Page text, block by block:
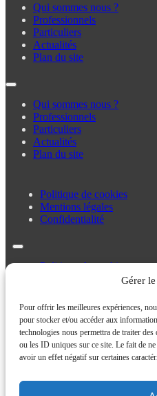
Gérer
Pour offrir les meilleures expériences,
pour stocker et/ou accéder aux
technologies nous permettra de traiter
ou les ID uniques sur ce site. Le fait de
avoir un effet négatif sur certaines
Qui sommes nous ?
Professionnels
Particuliers
Actualités
Plan du site
Qui sommes nous ?
Professionnels
Particuliers
Actualités
Plan du site
Politique de cookies
Mentions légales
Confidentialité
Politique de cookies